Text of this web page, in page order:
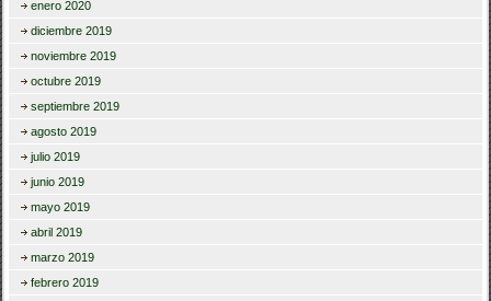
enero 2020
diciembre 2019
noviembre 2019
octubre 2019
septiembre 2019
agosto 2019
julio 2019
junio 2019
mayo 2019
abril 2019
marzo 2019
febrero 2019